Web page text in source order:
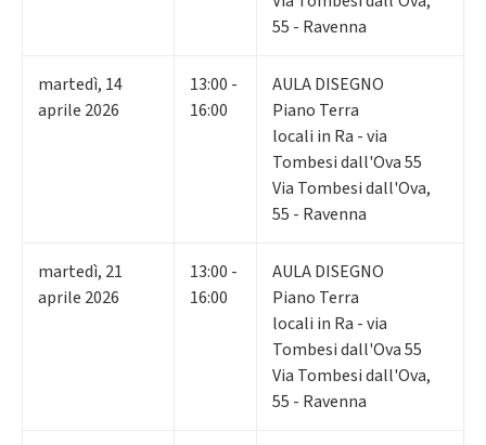
55 - Ravenna
martedì, 14
aprile 2026
13:00 -
16:00
AULA DISEGNO
Piano Terra
locali in Ra - via
Tombesi dall'Ova 55
Via Tombesi dall'Ova,
55 - Ravenna
martedì, 21
aprile 2026
13:00 -
16:00
AULA DISEGNO
Piano Terra
locali in Ra - via
Tombesi dall'Ova 55
Via Tombesi dall'Ova,
55 - Ravenna